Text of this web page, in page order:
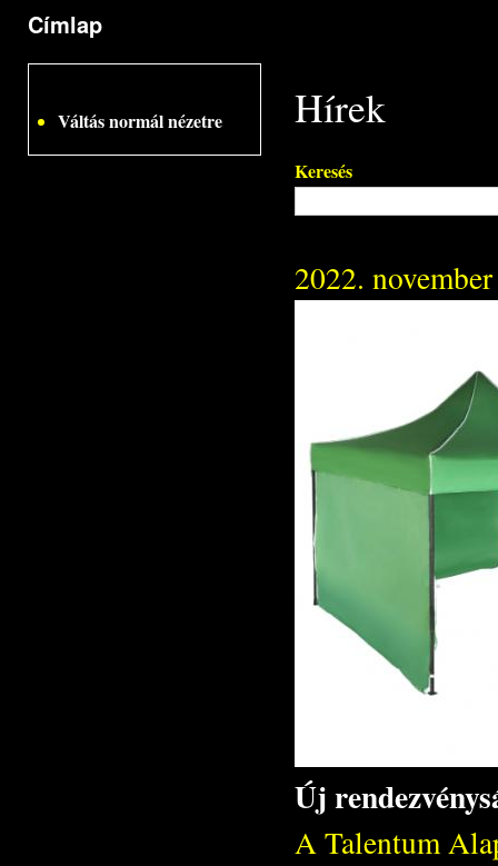
Jelenlegi hely
Címlap
Váltás normál nézetre Hírek
Keresés
2022.
Új
A Talentum